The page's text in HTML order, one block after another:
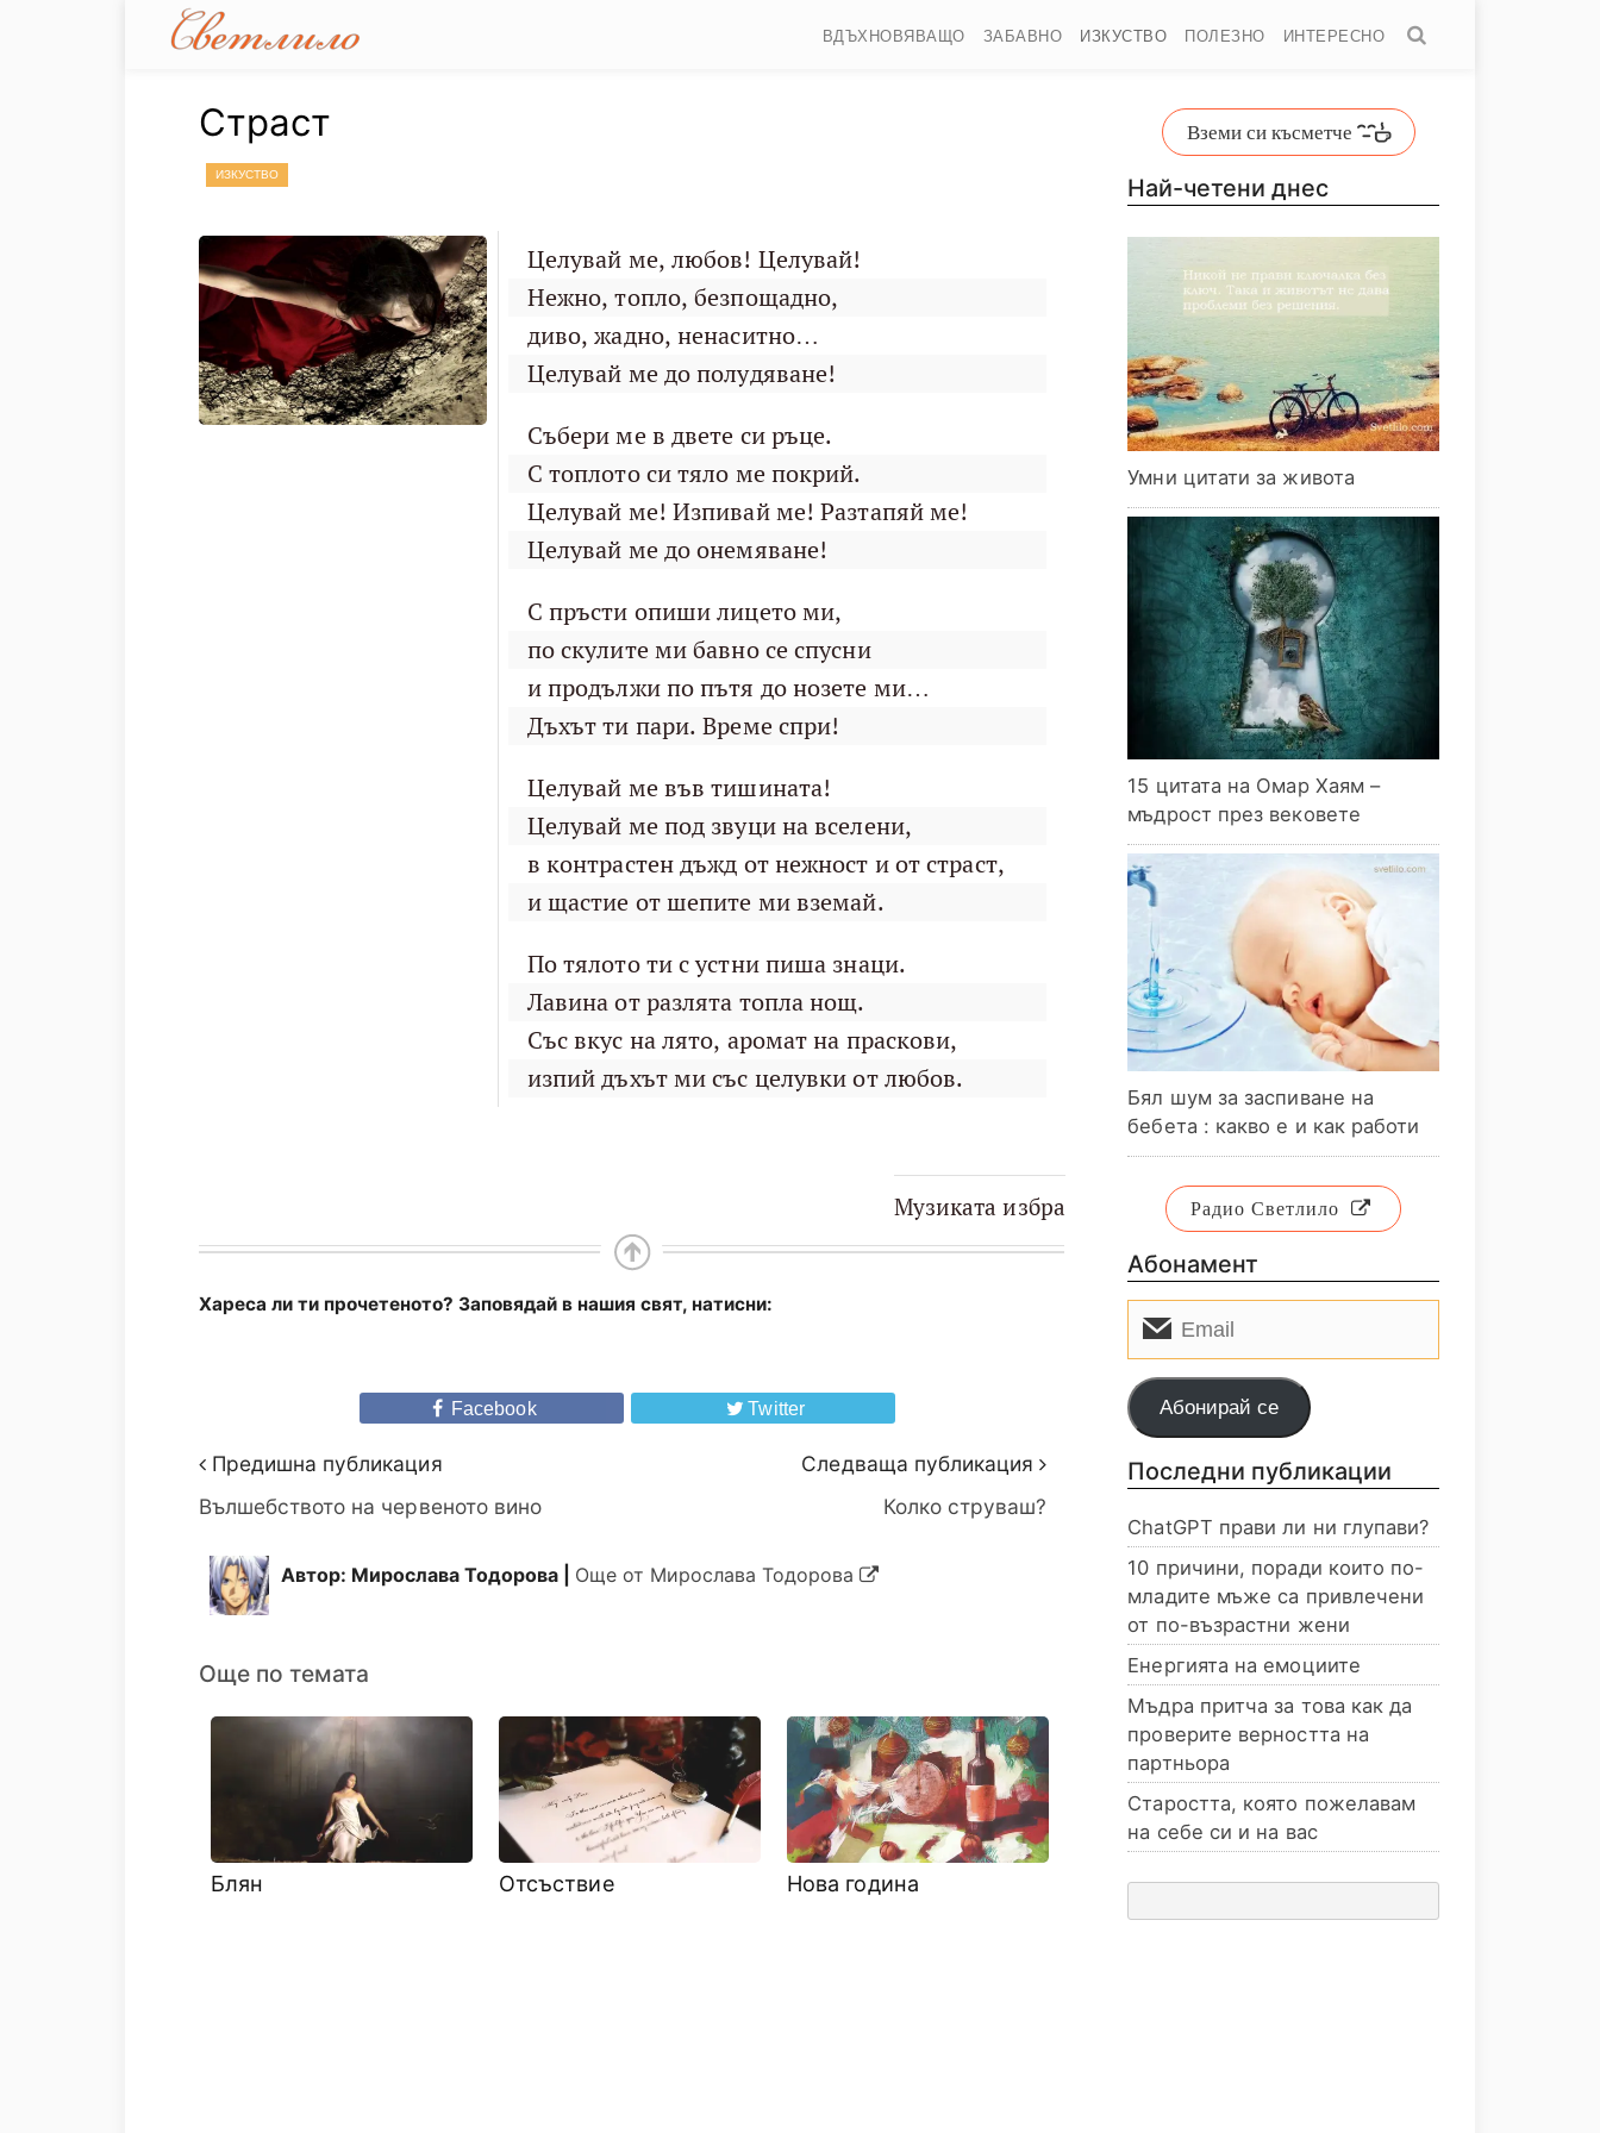
ВДЪХНОВЯВАЩО ЗАБАВНО ИЗКУСТВО ПОЛЕЗНО ИНТЕРЕСНО
Страст
ИЗКУСТВО
Целувай ме, любов! Целувай!
Нежно, топло, безпощадно,
диво, жадно, ненаситно…
Целувай ме до полудяване!
Събери ме в двете си ръце.
С топлото си тяло ме покрий.
Целувай ме! Изпивай ме! Разтапяй ме!
Целувай ме до онемяване!
С пръсти опиши лицето ми,
по скулите ми бавно се спусни
и продължи по пътя до нозете ми…
Дъхът ти пари. Време спри!
Целувай ме във тишината!
Целувай ме под звуци на вселени,
в контрастен дъжд от нежност и от страст,
и щастие от шепите ми вземай.
По тялото ти с устни пиша знаци.
Лавина от разлята топла нощ.
Със вкус на лято, аромат на праскови,
изпий дъхът ми със целувки от любов.
Музиката избра
Хареса ли ти прочетеното? Заповядай в нашия свят, натисни:
Facebook Twitter
Предишна публикация
Вълшебството на червеното вино
Следваща публикация
Колко струваш?
Автор: Мирослава Тодорова | Още от Мирослава Тодорова
Още по темата
Блян Отсъствие Нова година
Вземи си късметче
Най-четени днес
Умни цитати за живота
15 цитата на Омар Хаям –
мъдрост през вековете
Бял шум за заспиване на
бебета : какво е и как работи
Радио Светлило
Абонамент
Абонирай се
Последни публикации
ChatGPT прави ли ни глупави?
10 причини, поради които по-
младите мъже са привлечени
от по-възрастни жени
Енергията на емоциите
Мъдра притча за това как да
проверите верността на
партньора
Старостта, която пожелавам
на себе си и на вас